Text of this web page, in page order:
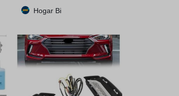
Hogar Bi